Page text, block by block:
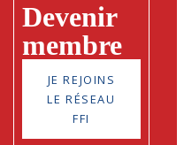
Devenir
membre
JE REJOINS
LE RÉSEAU
FFI